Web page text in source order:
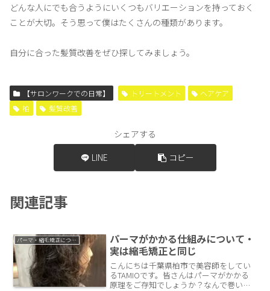
どんな人にでも合うようにいくつもバリエーションを持っておく
ことが大切。そう思って僕はたくさんの種類があります。
自分に合った髪質改善をぜひ探してみましょう。
【サロンワークでの日常】 トリートメント
ヘアケア
柏
髪質改善
シェアする
LINE
コピー
関連記事
パーマ・縮毛矯正について
パーマがかかる仕組みについて・
実は縮毛矯正と同じ
こんにちは千葉県柏市で美容師をしてい
るTAMIOです。皆さんはパーマがかかる
原理をご存知でしょうか？なんで巻いて